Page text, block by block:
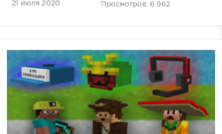
21 июля 2020 Просмотров: 6 962